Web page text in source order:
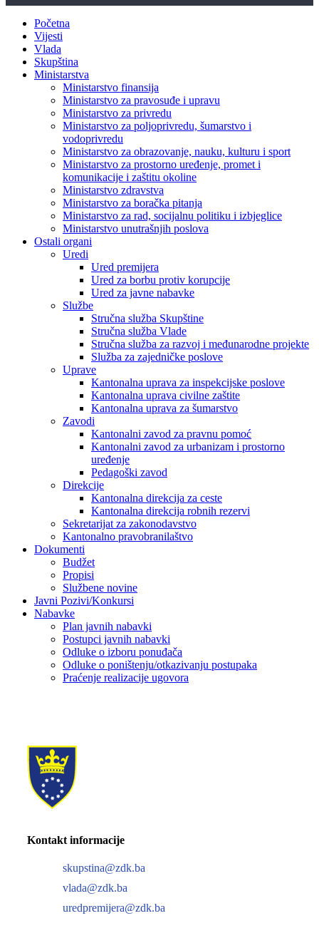
Početna
Vijesti
Vlada
Skupština
Ministarstva
Ministarstvo finansija
Ministarstvo za pravosuđe i upravu
Ministarstvo za privredu
Ministarstvo za poljoprivredu, šumarstvo i
vodoprivredu
Ministarstvo za obrazovanje, nauku, kulturu i sport
Ministarstvo za prostorno uređenje, promet i
komunikacije i zaštitu okoline
Ministarstvo zdravstva
Ministarstvo za boračka pitanja
Ministarstvo za rad, socijalnu politiku i izbjeglice
Ministarstvo unutrašnjih poslova
Ostali organi
Uredi
Ured premijera
Ured za borbu protiv korupcije
Ured za javne nabavke
Službe
Stručna služba Skupštine
Stručna služba Vlade
Stručna služba za razvoj i međunarodne projekte
Služba za zajedničke poslove
Uprave
Kantonalna uprava za inspekcijske poslove
Kantonalna uprava civilne zaštite
Kantonalna uprava za šumarstvo
Zavodi
Kantonalni zavod za pravnu pomoć
Kantonalni zavod za urbanizam i prostorno
uređenje
Pedagoški zavod
Direkcije
Kantonalna direkcija za ceste
Kantonalna direkcija robnih rezervi
Sekretarijat za zakonodavstvo
Kantonalno pravobranilaštvo
Dokumenti
Budžet
Propisi
Službene novine
Javni Pozivi/Konkursi
Nabavke
Plan javnih nabavki
Postupci javnih nabavki
Odluke o izboru ponuđača
Odluke o poništenju/otkazivanju postupaka
Praćenje realizacije ugovora
Kontakt informacije
skupstina@zdk.ba
vlada@zdk.ba
uredpremijera@zdk.ba